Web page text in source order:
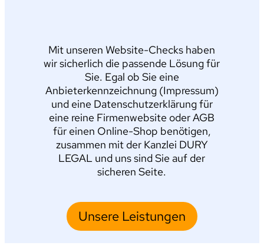
Mit unseren Website-Checks haben
wir sicherlich die passende Lösung für
Sie. Egal ob Sie eine
Anbieterkennzeichnung (Impressum)
und eine Datenschutzerklärung für
eine reine Firmenwebsite oder AGB
für einen Online-Shop benötigen,
zusammen mit der Kanzlei DURY
LEGAL und uns sind Sie auf der
sicheren Seite.
Unsere Leistungen